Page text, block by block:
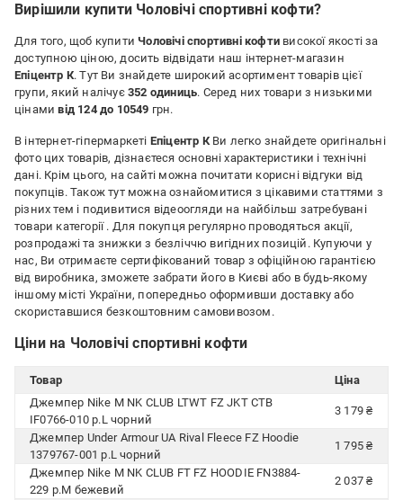
Вирішили купити Чоловічі спортивні кофти?
Для того, щоб купитиЧоловічі спортивні кофти високої якості за
доступною ціною, досить відвідати наш інтернет-магазин
Епіцентр К. Тут Ви знайдете широкий асортимент товарів цієї
групи, який налічує 352 одиниць. Серед них товари з низькими
цінамивід 124 до 10549 грн.
В інтернет-гіпермаркеті Епіцентр КВи легко знайдете оригінальні
фото цих товарів, дізнаєтеся основні характеристики і технічні
дані. Крім цього, на сайті можна почитати корисні відгуки від
покупців. Також тут можна ознайомитися з цікавими статтями з
різних тем і подивитися відеоогляди на найбільш затребувані
товари категорії . Для покупця регулярно проводяться акції,
розпродажі та знижки з безліччю вигідних позицій. Купуючи у
нас, Ви отримаєте сертифікований товар з офіційною гарантією
від виробника, зможете забрати його в Києві або в будь-якому
іншому місті України, попередньо оформивши доставку або
скориставшися безкоштовним самовивозом.
Ціни на Чоловічі спортивні кофти
Товар
Ціна
Джемпер Nike M NK CLUB LTWT FZ JKT CTB
IF0766-010 р.L чорний
3 179 ₴
Джемпер Under Armour UA Rival Fleece FZ Hoodie
1379767-001 р.L чорний
1 795 ₴
Джемпер Nike M NK CLUB FT FZ HOODIE FN3884-
229 р.M бежевий
2 037 ₴